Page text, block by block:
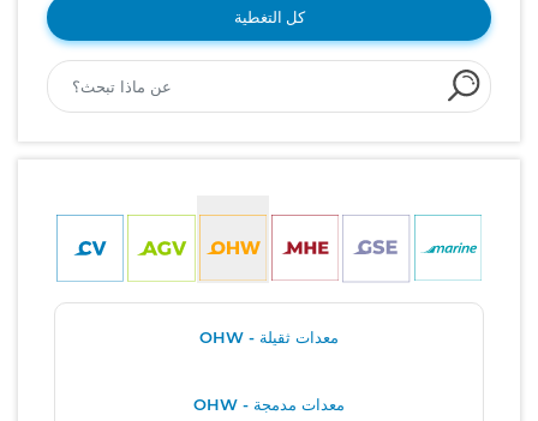
كل التغطية
OHW - معدات ثقيلة
OHW - معدات مدمجة